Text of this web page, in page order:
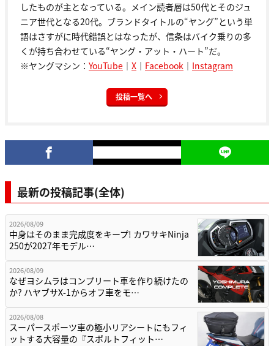
したものが主となっている。メイン読者層は50代とそのジュ
ニア世代となる20代。ブランドタイトルの“ヤング”という単
語はさすがに時代錯誤とはなったが、信条はバイク乗りの多
くが持ち合わせている“ヤング・アット・ハート”だ。
※ヤングマシン： YouTube ｜ X ｜ Facebook ｜ Instagram
投稿一覧へ
最新の投稿記事(全体)
2026/08/09
中身はそのまま完成度をキープ! カワサキNinja
250が2027年モデル…
2026/08/09
なぜヨシムラはコンプリート車を作り続けたの
か? ハヤブサX-1からオフ車をモ…
2026/08/08
スーパースポーツ車の極小リアシートにもフィ
ットする大容量の『スポルトフィット…